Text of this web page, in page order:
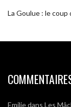
La Goulue : le
Emiliedans Les